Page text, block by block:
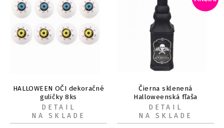
HALLOWEEN OČI dekoračné
guličky 8ks
DETAIL
NA SKLADE
Čierna sklenená
Halloweenská fľaša
DETAIL
NA SKLADE